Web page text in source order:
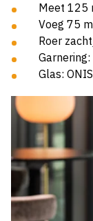
Meet 125
Voeg 75
Roer
Glas: